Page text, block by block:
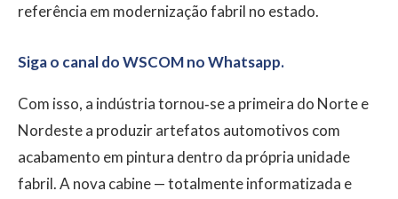
referência em modernização fabril no estado.
Siga o canal do WSCOM no Whatsapp.
Com isso, a indústria tornou‑se a primeira do Norte e
Nordeste a produzir artefatos automotivos com
acabamento em pintura dentro da própria unidade
fabril. A nova cabine — totalmente informatizada e